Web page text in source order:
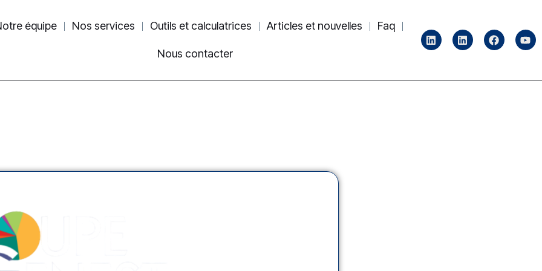
équipe Nos services Outils et calculatrices Articles et nouvelles Faq
Nous contacter